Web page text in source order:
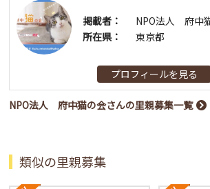
掲載者：
NPO法人 府中
所在県：
東京都
プロフィールを見る
NPO法人 府中猫の会さんの里親募集一覧
類似の里親募集